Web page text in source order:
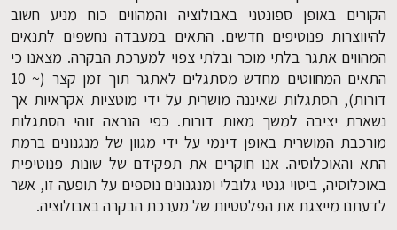
הקורים באופן ספונטני באבולוציה והמהווים כוח מניע חשוב
להיווצרות פנוטיפים חדשים. התאים במעבדה נחשפים לתנאים
המהווים אתגר בלתי מוכר ובלתי צפוי למערכת הבקרה. מצאנו כי
התאים המחווטים מחדש מסתגלים לאתגר תוך זמן קצר (~ 10
דורות), הסתגלות שאיננה מושרית על ידי מוטציות אקראיות אך
נשארת יציבה למשך מאות דורות. כפי הנראה זוהי הסתגלות
מורכבת המושרית באופן דינמי על ידי מגוון של מנגנונים ברמת
התא והאוכלוסיה. אנו חוקרים את תפקידם של שונות פנוטיפית
באוכלוסיה, ביטוי גנטי גלובלי ומנגנונים נוספים על תופעה זו, אשר
לדעתנו מייצגת את הפלסטיות של מערכת הבקרה באבולוציה.